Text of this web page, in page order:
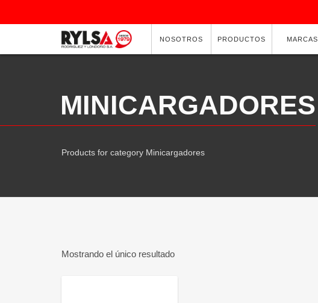
NOSOTROS PRODUCTOS MARCAS
MINICARGADORES
Products for category Minicargadores
Mostrando el único resultado